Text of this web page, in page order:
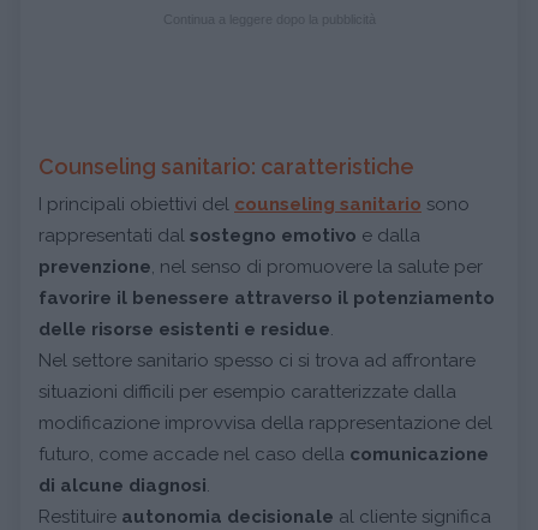
Counseling sanitario: caratteristiche
I principali obiettivi del counseling sanitario sono
rappresentati dal sostegno emotivo e dalla
prevenzione, nel senso di promuovere la salute per
favorire il benessere attraverso il potenziamento
delle risorse esistenti e residue.
Nel settore sanitario spesso ci si trova ad affrontare
situazioni difficili per esempio caratterizzate dalla
modificazione improvvisa della rappresentazione del
futuro, come accade nel caso della comunicazione
di alcune diagnosi.
Restituire autonomia decisionale al cliente significa